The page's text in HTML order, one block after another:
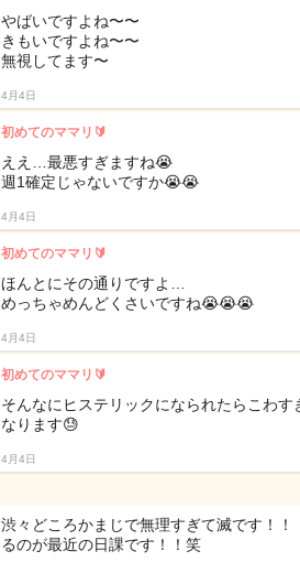
やばいですよね〜〜
きもいですよね〜〜
無視してます〜
4月4日
初めてのママリ🔰
ええ…最悪すぎますね😭
週1確定じゃないですか😭😭
4月4日
初めてのママリ🔰
ほんとにその通りですよ…
めっちゃめんどくさいですね😭😭😭
4月4日
初めてのママリ🔰
そんなにヒステリックになられたらこわす
なります😓
4月4日
渋々どころかまじで無理すぎて滅です！！
るのが最近の日課です！！笑